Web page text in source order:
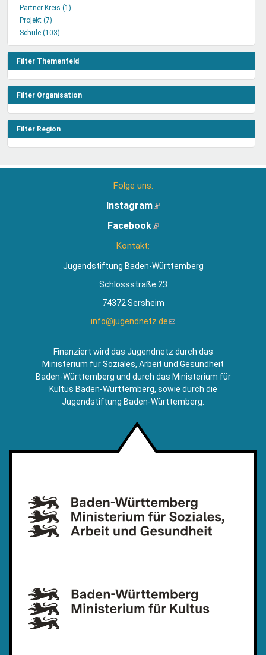
Partner Kreis (1)
anwenden
Projekt (7)
Filter
anwenden
Schule (103)
Filter
anwenden
Filter Themenfeld
Filter Organisation
Filter Region
Folge uns:
Instagram(Link
extern)
Facebook(Link
Kontakt:
Jugendstiftung Baden-Württemberg
Schlossstraße 23
74372 Sersheim
info@jugendnetz.de(Link
Mail)
Finanziert wird das Jugendnetz durch das
Ministerium für Soziales, Arbeit und Gesundheit
Baden-Württemberg und durch das Ministerium für
Kultus Baden-Württemberg, sowie durch die
Jugendstiftung Baden-Württemberg.